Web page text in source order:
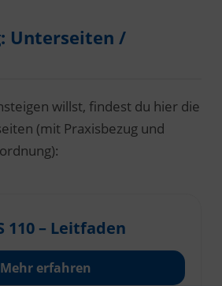
Unterseiten /
willst, findest du hier die
(mit Praxisbezug und
110 – Leitfaden
Mehr erfahren